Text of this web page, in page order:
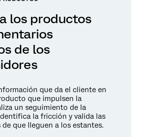
los productos
de los
que da el cliente en
que impulsen la
un seguimiento de la
la fricción y valida las
de que lleguen a los estantes.